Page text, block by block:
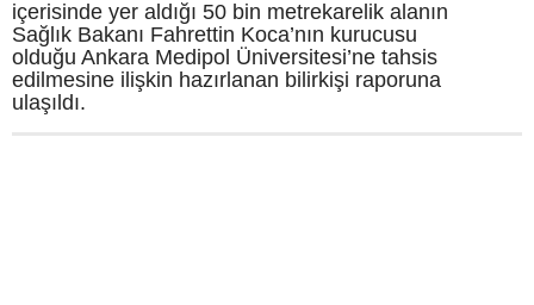
içerisinde yer aldığı 50 bin metrekarelik alanın
Sağlık Bakanı Fahrettin Koca’nın kurucusu
olduğu Ankara Medipol Üniversitesi’ne tahsis
edilmesine ilişkin hazırlanan bilirkişi raporuna
ulaşıldı.